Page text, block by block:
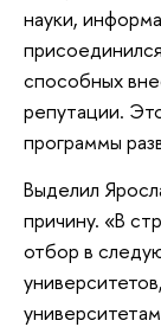
науки,
способных
репутации.
программы
Выделил
причину. «В
отбор в